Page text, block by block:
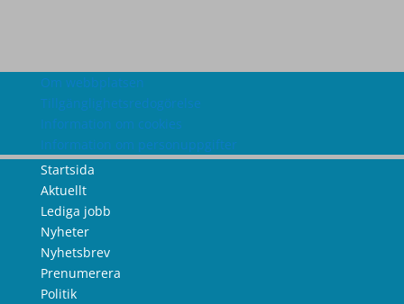
Om webbplatsen
Tillgänglighetsredogörelse
Information om cookies
Information om personuppgifter
Startsida
Aktuellt
Lediga jobb
Nyheter
Nyhetsbrev
Prenumerera
Politik